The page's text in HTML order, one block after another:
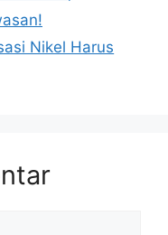
Nikel Harus